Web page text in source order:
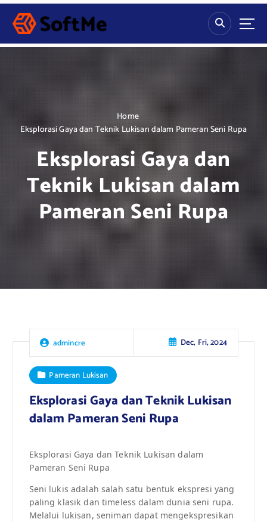
S
p
Home
Eksplorasi Gaya dan Teknik Lukisan dalam Pameran Seni Rupa
Eksplorasi Gaya dan
Teknik Lukisan dalam
Pameran Seni Rupa
admincre Dec, Fri, 2024
Pameran Lukisan
Eksplorasi Gaya dan Teknik Lukisan
dalam Pameran Seni Rupa
Eksplorasi Gaya dan Teknik Lukisan dalam
Pameran Seni Rupa
Seni lukis adalah salah satu bentuk ekspresi yang
paling klasik dan timeless dalam dunia seni rupa.
Melalui lukisan, seniman dapat mengekspresikan